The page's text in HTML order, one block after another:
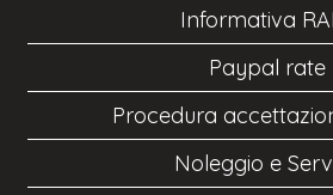
Informativa
Paypal rate
Procedura
Noleggio e